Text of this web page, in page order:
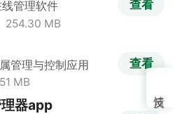
管理软件
254.30 MB
查看
管理与控制应用
MB
查看
器app